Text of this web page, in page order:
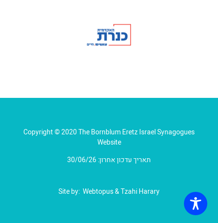
Copyright © 2020 The Bornblum Eretz Israel Synagogues
Website
תאריך עדכון אחרון: 30/06/26
Site by: Webtopus&Tzahi Harary